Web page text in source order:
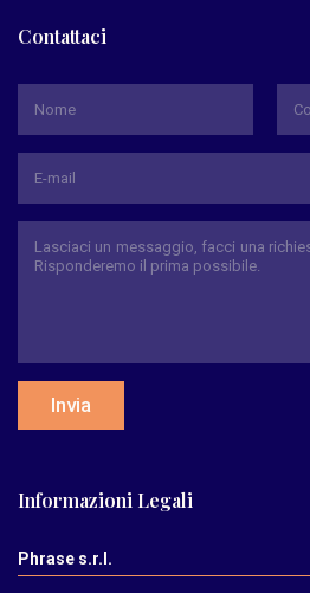
Contattaci
Invia
Informazioni Legali
Phrase s.r.l.